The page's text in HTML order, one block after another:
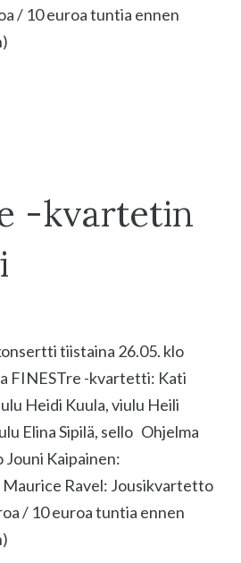
/ 10 euroa tuntia ennen
-kvartetin
tiistaina 26.05. klo
FINESTre -kvartetti: Kati
Heidi Kuula, viulu Heili
Elina Sipilä, sello Ohjelma
Jouni Kaipainen:
Ravel: Jousikvartetto
/ 10 euroa tuntia ennen